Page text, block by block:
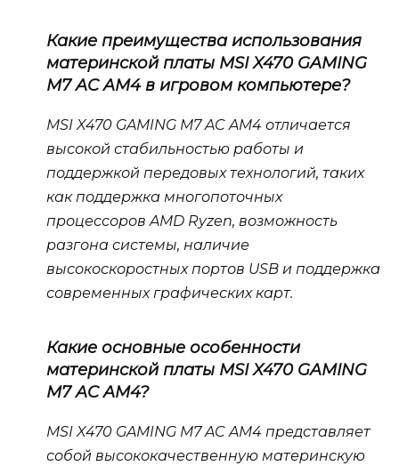
Какие преимущества использования
материнской платы MSI X470 GAMING
M7 AC AM4 в игровом компьютере?
MSI X470 GAMING M7 AC AM4 отличается
высокой стабильностью работы и
поддержкой передовых технологий, таких
как поддержка многопоточных
процессоров AMD Ryzen, возможность
разгона системы, наличие
высокоскоростных портов USB и поддержка
современных графических карт.
Какие основные особенности
материнской платы MSI X470 GAMING
M7 AC AM4?
MSI X470 GAMING M7 AC AM4 представляет
собой высококачественную материнскую